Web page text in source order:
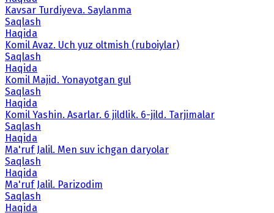
Kavsar Turdiyeva. Saylanma
Saqlash
Haqida
Komil Avaz. Uch yuz oltmish (ruboiylar)
Saqlash
Haqida
Komil Majid. Yonayotgan gul
Saqlash
Haqida
Komil Yashin. Asarlar. 6 jildlik. 6-jild. Tarjimalar
Saqlash
Haqida
Ma'ruf Jalil. Men suv ichgan daryolar
Saqlash
Haqida
Ma'ruf Jalil. Parizodim
Saqlash
Haqida